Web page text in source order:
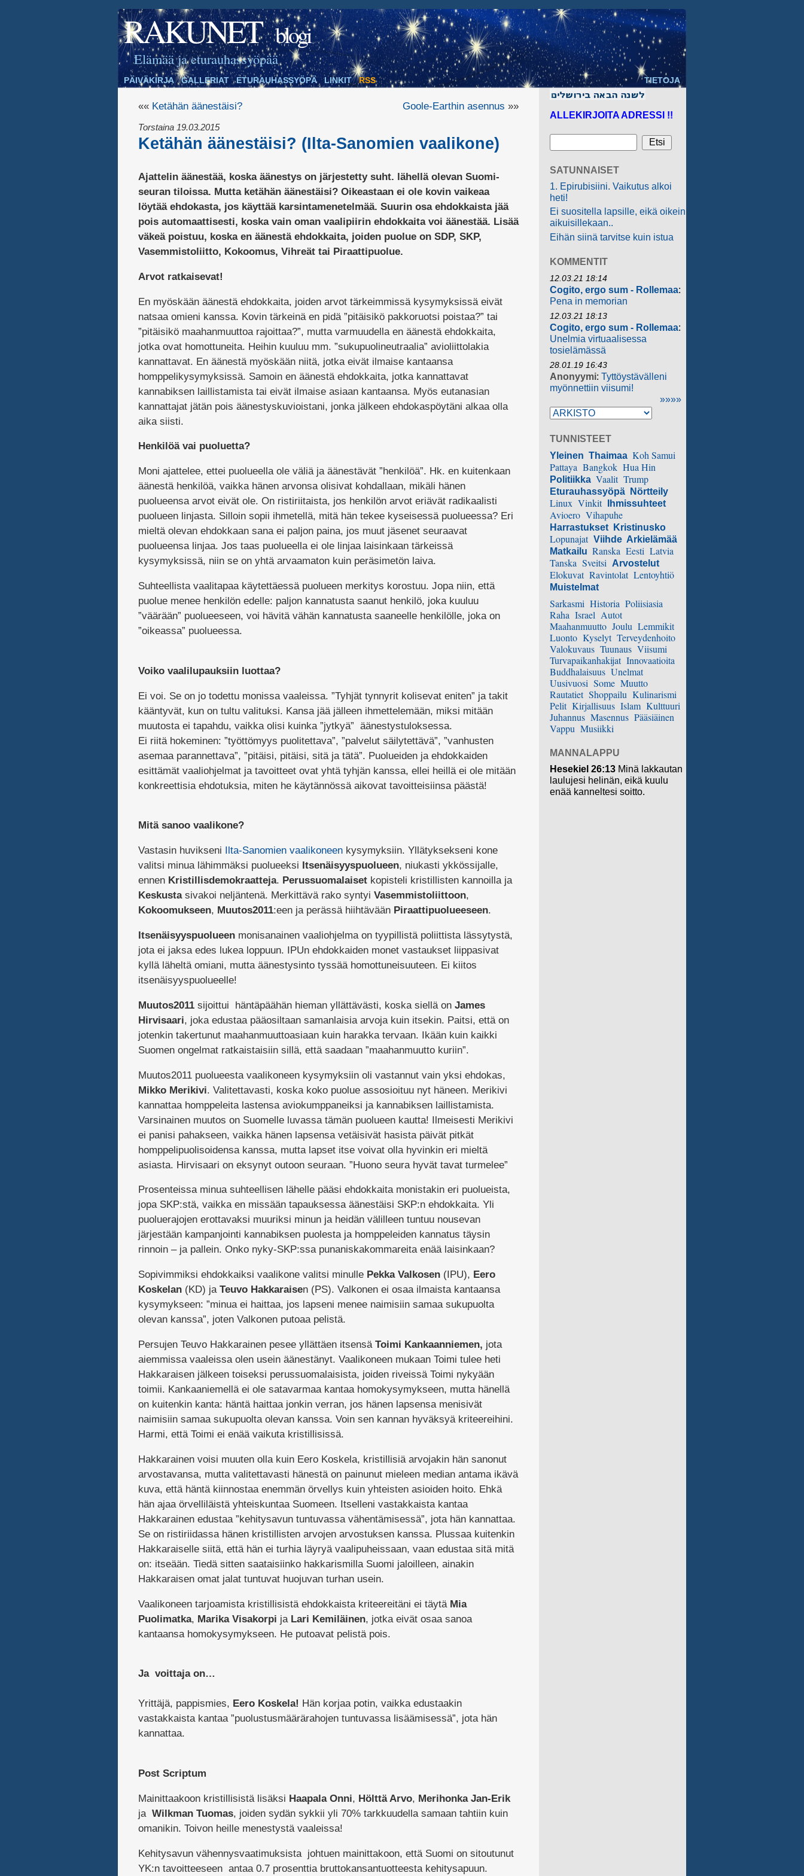
RAKUNET blogi
Elämää ja eturauhassyöpää
PÄIVÄKIRJA GALLERIAT ETURAUHASSYÖPÄ LINKIT RSS TIETOJA
«« Ketähän äänestäisi? Goole-Earthin asennus »»
Torstaina 19.03.2015
Ketähän äänestäisi? (Ilta-Sanomien vaalikone)
Ajattelin äänestää, koska äänestys on järjestetty suht. lähellä olevan Suomi-
seuran tiloissa. Mutta ketähän äänestäisi? Oikeastaan ei ole kovin vaikeaa
löytää ehdokasta, jos käyttää karsintamenetelmää. Suurin osa ehdokkaista jää
pois automaattisesti, koska vain oman vaalipiirin ehdokkaita voi äänestää. Lisää
väkeä poistuu, koska en äänestä ehdokkaita, joiden puolue on SDP, SKP,
Vasemmistoliitto, Kokoomus, Vihreät tai Piraattipuolue.
Arvot ratkaisevat!
En myöskään äänestä ehdokkaita, joiden arvot tärkeimmissä kysymyksissä eivät
natsaa omieni kanssa. Kovin tärkeinä en pidä ”pitäisikö pakkoruotsi poistaa?” tai
”pitäisikö maahanmuuttoa rajoittaa?”, mutta varmuudella en äänestä ehdokkaita,
jotka ovat homottuneita. Heihin kuuluu mm. ”sukupuolineutraalia” avioliittolakia
kannattavat. En äänestä myöskään niitä, jotka eivät ilmaise kantaansa
homppelikysymyksissä. Samoin en äänestä ehdokkaita, jotka kannattavat
kannabiksen laillistamista tai eivät ilmaise asiaan kantaansa. Myös eutanasian
kannattajat jätän pois äänestyskuvioistani, jonka jälkeen ehdokaspöytäni alkaa olla
aika siisti.
Henkilöä vai puoluetta?
Moni ajattelee, ettei puolueella ole väliä ja äänestävät ”henkilöä”. Hk. en kuitenkaan
äänestä henkilöä, vaikka hänen arvonsa olisivat kohdallaan, mikäli hänen
puolueensa arvot eivät ole. On ristiriitaista, jos henkilön arvot eriävät radikaalisti
puolueen linjasta. Silloin sopii ihmetellä, mitä hän tekee kyseisessä puolueessa? Eri
mieltä olevan ehdokkaan sana ei paljon paina, jos muut jäsenet seuraavat
puolueensa linjaa. Jos taas puolueella ei ole linjaa laisinkaan tärkeissä
kysymyksissä, niin se on yhtä arvaamaton kuin peräsimetön laiva.
Suhteellista vaalitapaa käytettäessä puolueen merkitys korostuu. Jopa niin, että
puolue menee henkilön edelle: paljon kannatusta saanut henkilö, joka kuuluu
”väärään” puolueeseen, voi hävitä vähän kannatusta saaneelle henkilölle, joka on
”oikeassa” puolueessa.
Voiko vaalilupauksiin luottaa?
Ei voi. Se on jo todettu monissa vaaleissa. ”Tyhjät tynnyrit kolisevat eniten” ja takit
kääntyvät, kun on tultu valituksi. Kansa jää jälleen ihmettelemään, miksi mitään
muutosta ei tapahdu, vaikka olisi kuinka ”jytkyä” äänestystuloksessa.
Ei riitä hokeminen: ”työttömyys puolitettava”, ”palvelut säilytettävä”, ”vanhusten
asemaa parannettava”, ”pitäisi, pitäisi, sitä ja tätä”. Puolueiden ja ehdokkaiden
esittämät vaaliohjelmat ja tavoitteet ovat yhtä tyhjän kanssa, ellei heillä ei ole mitään
konkreettisia ehdotuksia, miten he käytännössä aikovat tavoitteisiinsa päästä!
Mitä sanoo vaalikone?
Vastasin huvikseni Ilta-Sanomien vaalikoneenkysymyksiin. Yllätyksekseni kone
valitsi minua lähimmäksi puolueeksi Itsenäisyyspuolueen, niukasti ykkössijalle,
ennen Kristillisdemokraatteja. Perussuomalaisetkopisteli kristillisten kannoilla ja
Keskustasivakoi neljäntenä. Merkittävä rako syntyi Vasemmistoliittoon,
Kokoomukseen, Muutos2011:een ja perässä hiihtävään Piraattipuolueeseen.
Itsenäisyyspuolueenmonisanainen vaaliohjelma on tyypillistä poliittista lässytystä,
jota ei jaksa edes lukea loppuun. IPUn ehdokkaiden monet vastaukset liippasivat
kyllä läheltä omiani, mutta äänestysinto tyssää homottuneisuuteen. Ei kiitos
itsenäisyyspuolueelle!
Muutos2011sijoittui häntäpäähän hieman yllättävästi, koska siellä on James
Hirvisaari, joka edustaa pääosiltaan samanlaisia arvoja kuin itsekin. Paitsi, että on
jotenkin takertunut maahanmuuttoasiaan kuin harakka tervaan. Ikään kuin kaikki
Suomen ongelmat ratkaistaisiin sillä, että saadaan ”maahanmuutto kuriin”.
Muutos2011 puolueesta vaalikoneen kysymyksiin oli vastannut vain yksi ehdokas,
Mikko Merikivi. Valitettavasti, koska koko puolue assosioituu nyt häneen. Merikivi
kannattaa homppeleita lastensa aviokumppaneiksi ja kannabiksen laillistamista.
Varsinainen muutos on Suomelle luvassa tämän puolueen kautta! Ilmeisesti Merikivi
ei panisi pahakseen, vaikka hänen lapsensa vetäisivät hasista päivät pitkät
homppelipuolisoidensa kanssa, mutta lapset itse voivat olla hyvinkin eri mieltä
asiasta. Hirvisaari on eksynyt outoon seuraan. ”Huono seura hyvät tavat turmelee”
Prosenteissa minua suhteellisen lähelle pääsi ehdokkaita monistakin eri puolueista,
jopa SKP:stä, vaikka en missään tapauksessa äänestäisi SKP:n ehdokkaita. Yli
puoluerajojen erottavaksi muuriksi minun ja heidän välilleen tuntuu nousevan
järjestään kampanjointi kannabiksen puolesta ja homppeleiden kannatus täysin
rinnoin – ja pallein. Onko nyky-SKP:ssa punaniskakommareita enää laisinkaan?
Sopivimmiksi ehdokkaiksi vaalikone valitsi minulle Pekka Valkosen(IPU), Eero
Koskelan(KD) ja Teuvo Hakkaraisen (PS). Valkonen ei osaa ilmaista kantaansa
kysymykseen: ”minua ei haittaa, jos lapseni menee naimisiin samaa sukupuolta
olevan kanssa”, joten Valkonen putoaa pelistä.
Persujen Teuvo Hakkarainen pesee yllättäen itsensä Toimi Kankaanniemen, jota
aiemmissa vaaleissa olen usein äänestänyt. Vaalikoneen mukaan Toimi tulee heti
Hakkaraisen jälkeen toiseksi perussuomalaisista, joiden riveissä Toimi nykyään
toimii. Kankaaniemellä ei ole satavarmaa kantaa homokysymykseen, mutta hänellä
on kuitenkin kanta: häntä haittaa jonkin verran, jos hänen lapsensa menisivät
naimisiin samaa sukupuolta olevan kanssa. Voin sen kannan hyväksyä kriteereihini.
Harmi, että Toimi ei enää vaikuta kristillisissä.
Hakkarainen voisi muuten olla kuin Eero Koskela, kristillisiä arvojakin hän sanonut
arvostavansa, mutta valitettavasti hänestä on painunut mieleen median antama ikävä
kuva, että häntä kiinnostaa enemmän örvellys kuin yhteisten asioiden hoito. Ehkä
hän ajaa örvelliläistä yhteiskuntaa Suomeen. Itselleni vastakkaista kantaa
Hakkarainen edustaa ”kehitysavun tuntuvassa vähentämisessä”, jota hän kannattaa.
Se on ristiriidassa hänen kristillisten arvojen arvostuksen kanssa. Plussaa kuitenkin
Hakkaraiselle siitä, että hän ei turhia läyryä vaalipuheissaan, vaan edustaa sitä mitä
on: itseään. Tiedä sitten saataisiinko hakkarismilla Suomi jaloilleen, ainakin
Hakkaraisen omat jalat tuntuvat huojuvan turhan usein.
Vaalikoneen tarjoamista kristillisistä ehdokkaista kriteereitäni ei täytä Mia
Puolimatka, Marika Visakorpi ja Lari Kemiläinen, jotka eivät osaa sanoa
kantaansa homokysymykseen. He putoavat pelistä pois.
Ja voittaja on…
Yrittäjä, pappismies, Eero Koskela! Hän korjaa potin, vaikka edustaakin
vastakkaista kantaa ”puolustusmäärärahojen tuntuvassa lisäämisessä”, jota hän
kannattaa.
Post Scriptum
Mainittaakoon kristillisistä lisäksi Haapala Onni, Hölttä Arvo, Merihonka Jan-Erik
ja Wilkman Tuomas, joiden sydän sykkii yli 70% tarkkuudella samaan tahtiin kuin
omanikin. Toivon heille menestystä vaaleissa!
Kehitysavun vähennysvaatimuksista johtuen mainittakoon, että Suomi on sitoutunut
YK:n tavoitteeseen antaa 0.7 prosenttia bruttokansantuotteesta kehitysapuun.
ALLEKIRJOITA ADRESSI !!
SATUNNAISET
1. Epirubisiini. Vaikutus alkoi
heti!
Ei suositella lapsille, eikä oikein
aikuisillekaan..
Eihän siinä tarvitse kuin istua
KOMMENTIT
12.03.21 18:14
Cogito, ergo sum - Rollemaa:
Pena in memorian
12.03.21 18:13
Cogito, ergo sum - Rollemaa:
Unelmia virtuaalisessa
tosielämässä
28.01.19 16:43
Anonyymi: Tyttöystävälleni
myönnettiin viisumi!
»»»»
TUNNISTEET
Yleinen Thaimaa Koh Samui
Pattaya Bangkok Hua Hin
Politiikka Vaalit Trump
Eturauhassyöpä Nörtteily
Linux Vinkit Ihmissuhteet
Avioero Vihapuhe
Harrastukset Kristinusko
Lopunajat Viihde Arkielämää
Matkailu Ranska Eesti Latvia
Tanska Sveitsi Arvostelut
Elokuvat Ravintolat Lentoyhtiö
Muistelmat
Sarkasmi Historia Poliisiasia
Raha Israel Autot
Maahanmuutto Joulu Lemmikit
Luonto Kyselyt Terveydenhoito
Valokuvaus Tuunaus Viisumi
Turvapaikanhakijat Innovaatioita
Buddhalaisuus Unelmat
Uusivuosi Some Muutto
Rautatiet Shoppailu Kulinarismi
Pelit Kirjallisuus Islam Kulttuuri
Juhannus Masennus Pääsiäinen
Vappu Musiikki
MANNALAPPU
Hesekiel 26:13 Minä lakkautan
laulujesi helinän, eikä kuulu
enää kanneltesi soitto.